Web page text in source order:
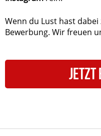
Wenn du Lust hast
Bewerbung. Wir freuen
JETZT